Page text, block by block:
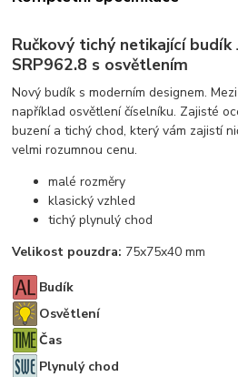
Ručkový tichý netikající budík
SRP962.8 s osvětlením
Nový budík s moderním designem.
například osvětlení číselníku. Zajisté
buzení a tichý chod, který vám zajistí
velmi rozumnou cenu.
malé rozměry
klasický vzhled
tichý plynulý chod
Velikost pouzdra: 75x75x40 mm
Budík
Osvětlení
Čas
Plynulý chod